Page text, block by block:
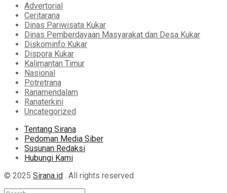
Advertorial
Ceritarana
Dinas Pariwisata Kukar
Dinas Pemberdayaan Masyarakat dan Desa Kukar
Diskominfo Kukar
Dispora Kukar
Kalimantan Timur
Nasional
Potretrana
Ranamendalam
Ranaterkini
Uncategorized
Tentang Sirana
Pedoman Media Siber
Susunan Redaksi
Hubungi Kami
© 2025 Sirana.id . All rights reserved